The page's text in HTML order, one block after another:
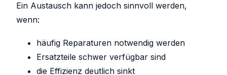
Ein Austausch kann jedoch sinnvoll werden,
wenn:
häufig Reparaturen notwendig werden
Ersatzteile schwer verfügbar sind
die Effizienz deutlich sinkt